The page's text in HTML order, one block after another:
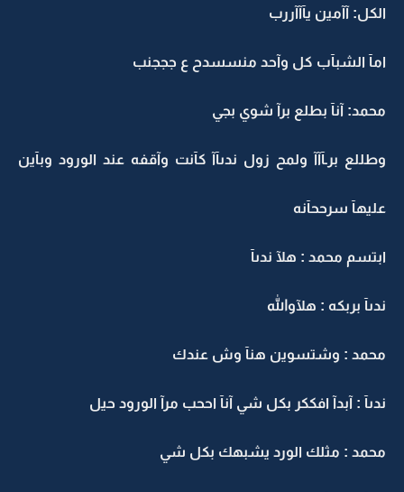
الكل: آآمين يآآآررب
امآ الشبآب كل وآحد منسسدح ع جججنب
محمد: آنآ بطلع برآ شوي بجي
وطللع برـآآآ ولمح زول ندىآآ كآنت وآقفه عند الورود وبآين
عليهآ سرححآنه
ابتسم محمد : هلآ ندىآ
ندىآ بربكه : هلآوالله
محمد : وشتسوين هنآ وش عندك
ندىآ : آبدآ افككر بكل شي آنآ اححب مرآ الورود حيل
محمد : مثلك الورد يشبهك بكل شي